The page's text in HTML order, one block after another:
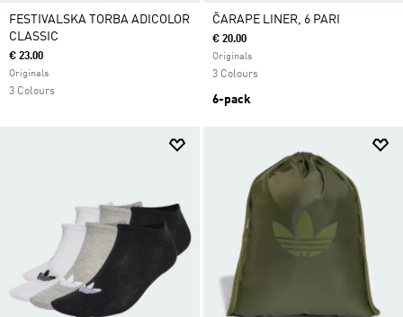
FESTIVALSKA TORBA ADICOLOR
CLASSIC
€ 23.00
Originals
3 Colours
ČARAPE LINER, 6 PARI
€ 20.00
Originals
3 Colours
6-pack